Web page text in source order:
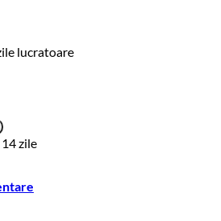
lucratoare
zile